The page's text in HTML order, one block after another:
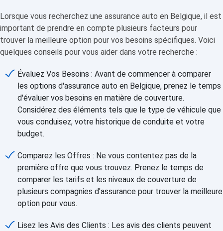
Lorsque vous recherchez une assurance auto en Belgique, il est
important de prendre en compte plusieurs facteurs pour
trouver la meilleure option pour vos besoins spécifiques. Voici
quelques conseils pour vous aider dans votre recherche :
Évaluez Vos Besoins : Avant de commencer à comparer
les options d'assurance auto en Belgique, prenez le temps
d'évaluer vos besoins en matière de couverture.
Considérez des éléments tels que le type de véhicule que
vous conduisez, votre historique de conduite et votre
budget.
Comparez les Offres : Ne vous contentez pas de la
première offre que vous trouvez. Prenez le temps de
comparer les tarifs et les niveaux de couverture de
plusieurs compagnies d'assurance pour trouver la meilleure
option pour vous.
Lisez les Avis des Clients : Les avis des clients peuvent